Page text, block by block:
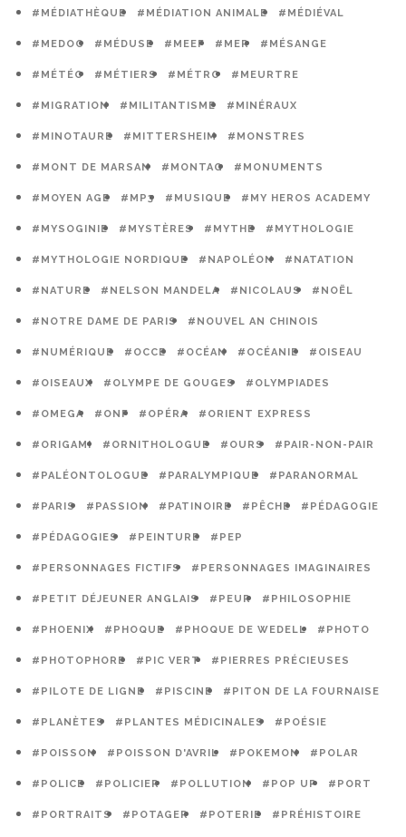
#MÉDIATHÈQUE #MÉDIATION ANIMALE #MÉDIÉVAL
#MEDOC #MÉDUSE #MEEF #MER #MÉSANGE
#MÉTÉO #MÉTIERS #MÉTRO #MEURTRE
#MIGRATION #MILITANTISME #MINÉRAUX
#MINOTAURE #MITTERSHEIM #MONSTRES
#MONT DE MARSAN #MONTAG #MONUMENTS
#MOYEN AGE #MP3 #MUSIQUE #MY HEROS ACADEMY
#MYSOGINIE #MYSTÈRES #MYTHE #MYTHOLOGIE
#MYTHOLOGIE NORDIQUE #NAPOLÉON #NATATION
#NATURE #NELSON MANDELA #NICOLAUS #NOËL
#NOTRE DAME DE PARIS #NOUVEL AN CHINOIS
#NUMÉRIQUE #OCCE #OCÉAN #OCÉANIE #OISEAU
#OISEAUX #OLYMPE DE GOUGES #OLYMPIADES
#OMEGA #ONF #OPÉRA #ORIENT EXPRESS
#ORIGAMI #ORNITHOLOGUE #OURS #PAIR-NON-PAIR
#PALÉONTOLOGUE #PARALYMPIQUE #PARANORMAL
#PARIS #PASSION #PATINOIRE #PÊCHE #PÉDAGOGIE
#PÉDAGOGIES #PEINTURE #PEP
#PERSONNAGES FICTIFS #PERSONNAGES IMAGINAIRES
#PETIT DÉJEUNER ANGLAIS #PEUR #PHILOSOPHIE
#PHOENIX #PHOQUE #PHOQUE DE WEDELL #PHOTO
#PHOTOPHORE #PIC VERT #PIERRES PRÉCIEUSES
#PILOTE DE LIGNE #PISCINE #PITON DE LA FOURNAISE
#PLANÈTES #PLANTES MÉDICINALES #POÉSIE
#POISSON #POISSON D'AVRIL #POKEMON #POLAR
#POLICE #POLICIER #POLLUTION #POP UP #PORT
#PORTRAITS #POTAGER #POTERIE #PRÉHISTOIRE